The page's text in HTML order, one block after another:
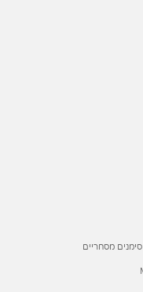
סימנים מסחריים